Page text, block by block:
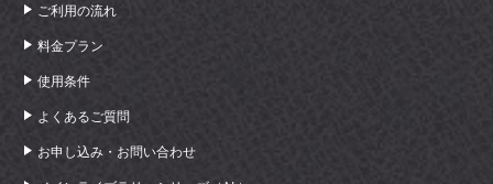
ご利用の流れ
料金プラン
使用条件
よくあるご質問
お申し込み・お問い合わせ